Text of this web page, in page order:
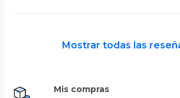
Mostrar todas las
Mis compras